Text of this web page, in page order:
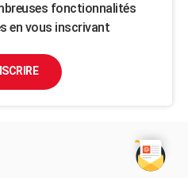
fonctionnalités
en vous inscrivant